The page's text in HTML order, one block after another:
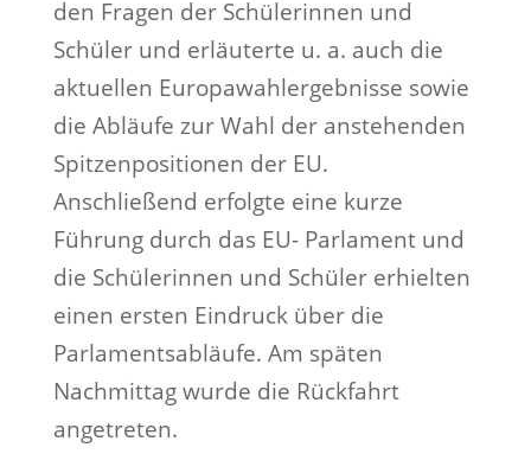
den Fragen der Schülerinnen und
Schüler und erläuterte u. a. auch die
aktuellen Europawahlergebnisse sowie
die Abläufe zur Wahl der anstehenden
Spitzenpositionen der EU.
Anschließend erfolgte eine kurze
Führung durch das EU- Parlament und
die Schülerinnen und Schüler erhielten
einen ersten Eindruck über die
Parlamentsabläufe. Am späten
Nachmittag wurde die Rückfahrt
angetreten.